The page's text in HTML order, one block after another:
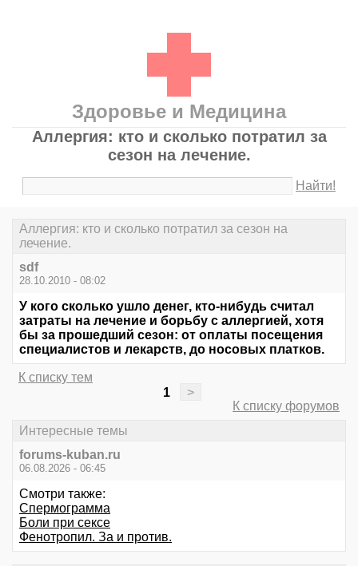
Здоровье и Медицина
Аллергия: кто и сколько потратил за
сезон на лечение.
Найти!
Аллергия: кто и сколько потратил за сезон на
лечение.
sdf
28.10.2010 - 08:02
У кого сколько ушло денег, кто-нибудь считал
затраты на лечение и борьбу с аллергией, хотя
бы за прошедший сезон: от оплаты посещения
специалистов и лекарств, до носовых платков.
К списку тем
1
>
К списку форумов
Интересные темы
forums-kuban.ru
06.08.2026 - 06:45
Смотри также:
Спермограмма
Боли при сексе
Фенотропил. За и против.